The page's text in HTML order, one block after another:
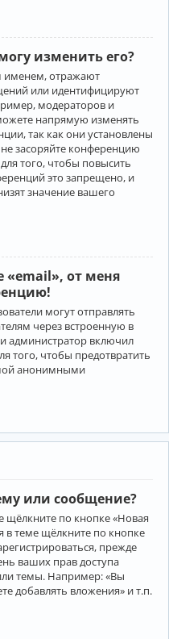
изменить его?
именем, отражают
или идентифицируют
модераторов и
напрямую изменять
так как они установлены
засоряйте конференцию
того, чтобы повысить
это запрещено, и
значение вашего
«email», от меня
могут отправлять
через встроенную в
администратор включил
того, чтобы предотвратить
анонимными
или сообщение?
щёлкните по кнопке «Новая
теме щёлкните по кнопке
прежде
ваших прав доступа
темы. Например: «Вы
добавлять вложения» и т.п.